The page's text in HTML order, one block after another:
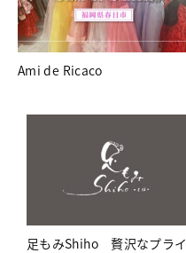
Ami de Ricaco
足もみShiho 贅沢なプライ